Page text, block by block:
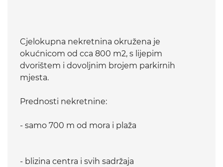
Cjelokupna nekretnina okružena je
okućnicom od cca 800 m2, s lijepim
dvorištem i dovoljnim brojem parkirnih
mjesta.
Prednosti nekretnine:
- samo 700 m od mora i plaža
- blizina centra i svih sadržaja